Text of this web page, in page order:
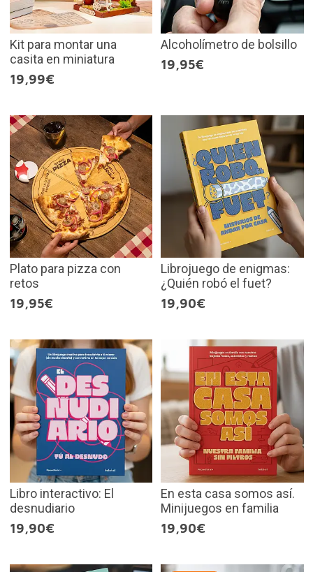
Kit para montar una
casita en miniatura
19,99€
Alcoholímetro de bolsillo
19,95€
Plato para pizza con
retos
19,95€
Librojuego de enigmas:
¿Quién robó el fuet?
19,90€
Libro interactivo: El
desnudiario
19,90€
En esta casa somos así.
Minijuegos en familia
19,90€